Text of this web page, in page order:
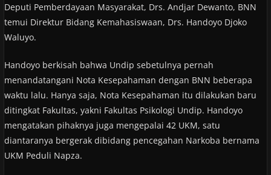
Deputi Pemberdayaan Masyarakat, Drs. Andjar Dewanto, BNN
temui Direktur Bidang Kemahasiswaan, Drs. Handoyo Djoko
Waluyo.
Handoyo berkisah bahwa Undip sebetulnya pernah
menandatangani Nota Kesepahaman dengan BNN beberapa
waktu lalu. Hanya saja, Nota Kesepahaman itu dilakukan baru
ditingkat Fakultas, yakni Fakultas Psikologi Undip. Handoyo
mengatakan pihaknya juga mengepalai 42 UKM, satu
diantaranya bergerak dibidang pencegahan Narkoba bernama
UKM Peduli Napza.